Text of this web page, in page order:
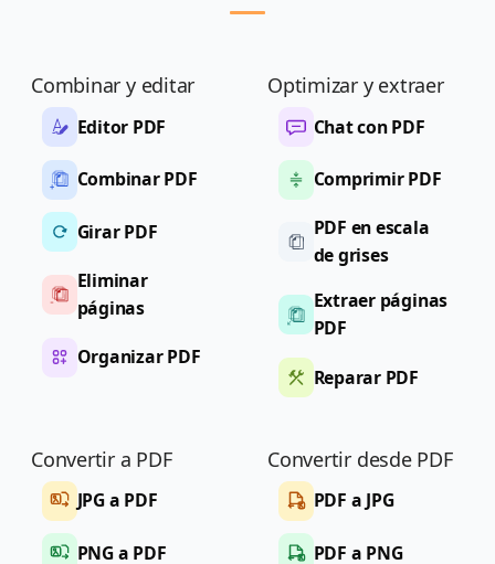
Combinar y editar
Editor PDF
Combinar PDF
Girar PDF
Eliminar
páginas
Organizar PDF
Optimizar y extraer
Chat con PDF
Comprimir PDF
PDF en escala
de grises
Extraer páginas
PDF
Reparar PDF
Convertir a PDF
JPG a PDF
PNG a PDF
Convertir desde PDF
PDF a JPG
PDF a PNG